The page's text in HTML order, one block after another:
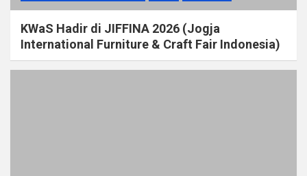
KWaS Hadir di JIFFINA 2026 (Jogja
International Furniture & Craft Fair Indonesia)